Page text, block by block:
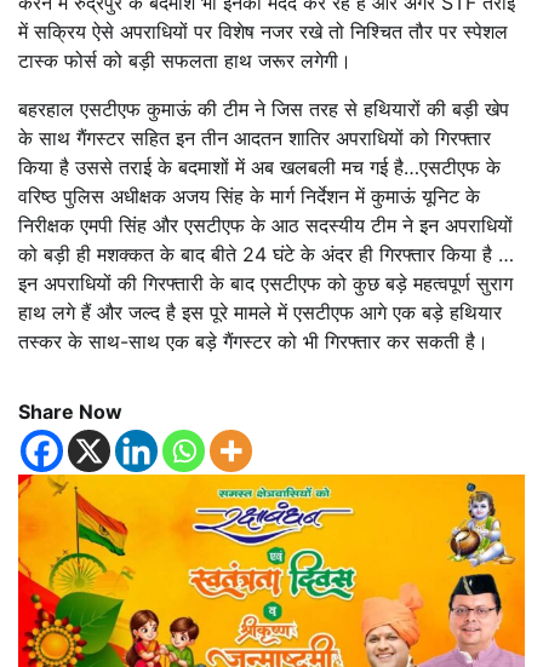
में सक्रिय ऐसे अपराधियों पर विशेष नजर रखे तो निश्चित तौर पर स्पेशल
टास्क फोर्स को बड़ी सफलता हाथ जरूर लगेगी।
बहरहाल एसटीएफ कुमाऊं की टीम ने जिस तरह से हथियारों की बड़ी खेप
के साथ गैंगस्टर सहित इन तीन आदतन शातिर अपराधियों को गिरफ्तार
किया है उससे तराई के बदमाशों में अब खलबली मच गई है…एसटीएफ के
वरिष्ठ पुलिस अधीक्षक अजय सिंह के मार्ग निर्देशन में कुमाऊं यूनिट के
निरीक्षक एमपी सिंह और एसटीएफ के आठ सदस्यीय टीम ने इन अपराधियों
को बड़ी ही मशक्कत के बाद बीते 24 घंटे के अंदर ही गिरफ्तार किया है …
इन अपराधियों की गिरफ्तारी के बाद एसटीएफ को कुछ बड़े महत्वपूर्ण सुराग
हाथ लगे हैं और जल्द है इस पूरे मामले में एसटीएफ आगे एक बड़े हथियार
तस्कर के साथ-साथ एक बड़े गैंगस्टर को भी गिरफ्तार कर सकती है।
Share Now